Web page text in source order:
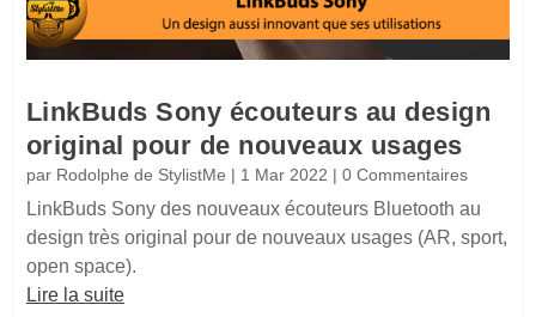
LinkBuds Sony écouteurs au design
original pour de nouveaux usages
par Rodolphe de StylistMe | 1 Mar 2022 | 0 Commentaires
LinkBuds Sony des nouveaux écouteurs Bluetooth au
design très original pour de nouveaux usages (AR, sport,
open space).
Lire la suite